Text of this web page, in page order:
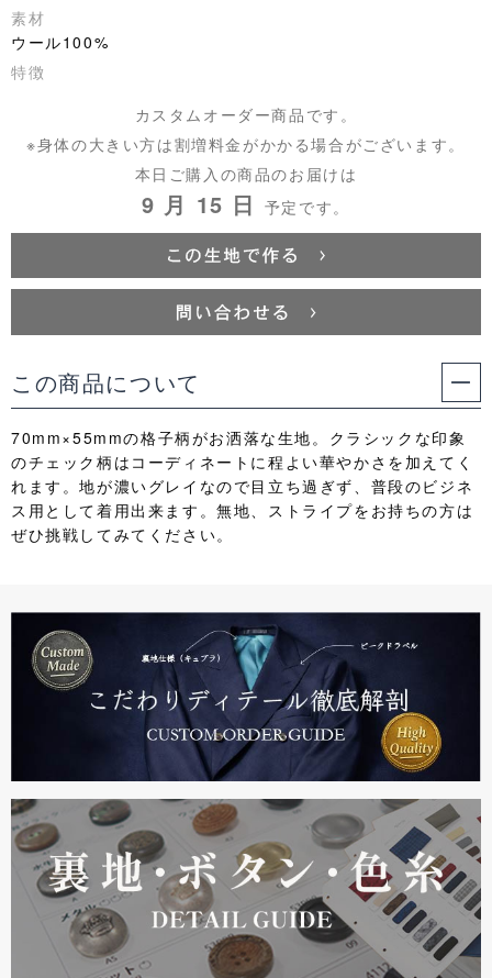
素材
ウール100%
特徴
カスタムオーダー商品です。
※身体の大きい方は割増料金がかかる場合がございます。
本日ご購入の商品のお届けは
9 月 15 日 予定です。
この商品について
70mm×55mmの格子柄がお洒落な生地。クラシックな印象
のチェック柄はコーディネートに程よい華やかさを加えてく
れます。地が濃いグレイなので目立ち過ぎず、普段のビジネ
ス用として着用出来ます。無地、ストライプをお持ちの方は
ぜひ挑戦してみてください。